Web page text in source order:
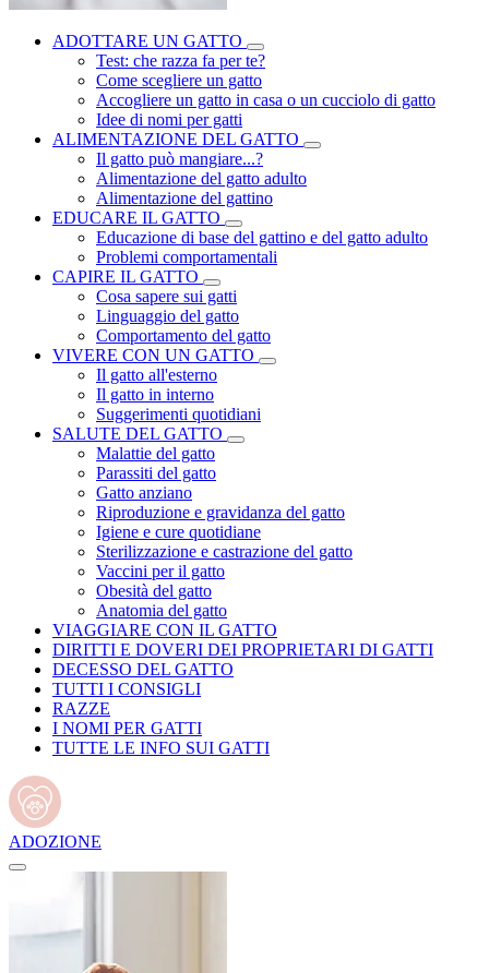
ADOTTARE UN GATTO
Test: che razza fa per te?
Come scegliere un gatto
Accogliere un gatto in casa o un cucciolo di gatto
Idee di nomi per gatti
ALIMENTAZIONE DEL GATTO
Il gatto può mangiare...?
Alimentazione del gatto adulto
Alimentazione del gattino
EDUCARE IL GATTO
Educazione di base del gattino e del gatto adulto
Problemi comportamentali
CAPIRE IL GATTO
Cosa sapere sui gatti
Linguaggio del gatto
Comportamento del gatto
VIVERE CON UN GATTO
Il gatto all'esterno
Il gatto in interno
Suggerimenti quotidiani
SALUTE DEL GATTO
Malattie del gatto
Parassiti del gatto
Gatto anziano
Riproduzione e gravidanza del gatto
Igiene e cure quotidiane
Sterilizzazione e castrazione del gatto
Vaccini per il gatto
Obesità del gatto
Anatomia del gatto
VIAGGIARE CON IL GATTO
DIRITTI E DOVERI DEI PROPRIETARI DI GATTI
DECESSO DEL GATTO
TUTTI I CONSIGLI
RAZZE
I NOMI PER GATTI
TUTTE LE INFO SUI GATTI
ADOZIONE